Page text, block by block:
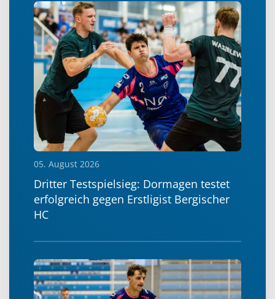
05. August 2026
Dritter Testspielsieg: Dormagen testet
erfolgreich gegen Erstligist Bergischer
HC